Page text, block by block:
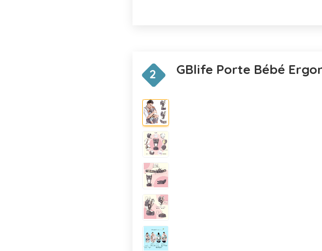
2 GBlife Porte Bébé